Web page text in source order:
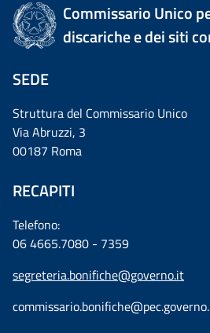
Commissario Unico
discariche e dei siti
SEDE
Struttura del Commissario Unico
Via Abruzzi, 3
00187 Roma
RECAPITI
Telefono:
06 4665.7080 - 7359
segreteria.bonifiche@governo.it